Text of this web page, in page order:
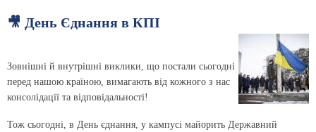
🎥 День Єднання в КПІ
Зовнішні й внутрішні виклики, що постали сьогодні
перед нашою країною, вимагають від кожного з нас
консолідації та відповідальності!
Тож сьогодні, в День єднання, у кампусі майорить Державний